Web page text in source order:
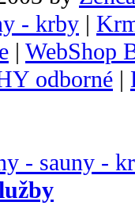
- krby |
| WebShop
odborné |
- sauny -